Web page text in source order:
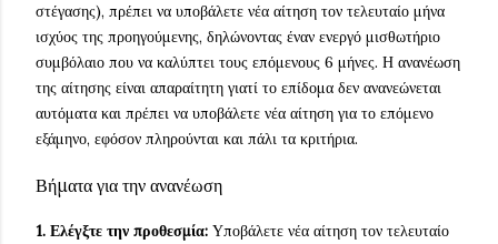
στέγασης), πρέπει να υποβάλετε νέα αίτηση τον τελευταίο μήνα
ισχύος της προηγούμενης, δηλώνοντας έναν ενεργό μισθωτήριο
συμβόλαιο που να καλύπτει τους επόμενους 6 μήνες. Η ανανέωση
της αίτησης είναι απαραίτητη γιατί το επίδομα δεν ανανεώνεται
αυτόματα και πρέπει να υποβάλετε νέα αίτηση για το επόμενο
εξάμηνο, εφόσον πληρούνται και πάλι τα κριτήρια.
Βήματα για την ανανέωση
1. Ελέγξτε την προθεσμία: Υποβάλετε νέα αίτηση τον τελευταίο